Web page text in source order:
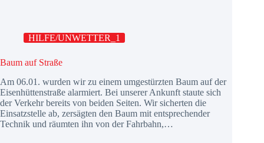
HILFE/UNWETTER_1
Baum auf Straße
Am 06.01. wurden wir zu einem umgestürzten Baum auf der
Eisenhüttenstraße alarmiert. Bei unserer Ankunft staute sich
der Verkehr bereits von beiden Seiten. Wir sicherten die
Einsatzstelle ab, zersägten den Baum mit entsprechender
Technik und räumten ihn von der Fahrbahn,…